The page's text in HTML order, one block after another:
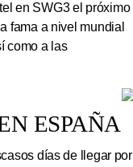
en SWG3 el próximo
fama a nivel mundial
como a las
ESPAÑA
días de llegar por